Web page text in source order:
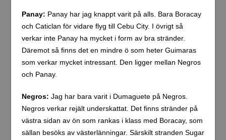
Panay: Panay har jag knappt varit på alls. Bara Boracay
och Caticlan för vidare flyg till Cebu City. I övrigt så
verkar inte Panay ha mycket i form av bra stränder.
Däremot så finns det en mindre ö som heter Guimaras
som verkar mycket intressant. Den ligger mellan Negros
och Panay.
Negros: Jag har bara varit i Dumaguete på Negros.
Negros verkar rejält underskattat. Det finns stränder på
västra sidan av ön som rankas i klass med Boracay, som
sällan besöks av västerlänningar. Särskilt stranden Sugar